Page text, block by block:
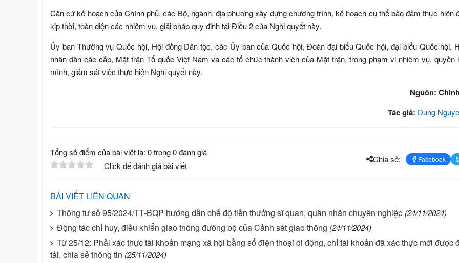
Căn cứ kế hoạch của Chính phủ, các Bộ, ngành, địa phương xây dựng chương trình, kế hoạch cụ thể bảo đảm thực hiện
kịp thời, toàn diện các nhiệm vụ, giải pháp quy định tại Điều 2 của Nghị quyết này.
Ủy ban Thường vụ Quốc hội, Hội đồng Dân tộc, các Ủy ban của Quốc hội, Đoàn đại biểu Quốc hội, đại biểu Quốc hội,
nhân dân các cấp, Mặt trận Tổ quốc Việt Nam và các tổ chức thành viên của Mặt trận, trong phạm vi nhiệm vụ, quyền
mình, giám sát việc thực hiện Nghị quyết này.
Nguồn:
Tác giả: Dung
Tổng số điểm của bài viết là: 0 trong 0 đánh giá
Click để đánh giá bài viết
Chia sẻ: Facebook
BÀI VIẾT LIÊN QUAN
Thông tư số 95/2024/TT-BQP hướng dẫn chế độ tiền thưởng sĩ quan, quân nhân chuyên nghiệp (24/11/2024)
Động tác chỉ huy, điều khiển giao thông đường bộ của Cảnh sát giao thông (24/11/2024)
Từ 25/12: Phải xác thực tài khoản mạng xã hội bằng số điện thoại di động, chỉ tài khoản đã xác thực mới được
tải, chia sẻ thông tin (25/11/2024)